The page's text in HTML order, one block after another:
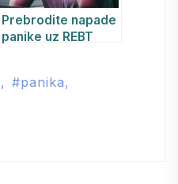
Prebrodite napade
panike uz REBT
panika